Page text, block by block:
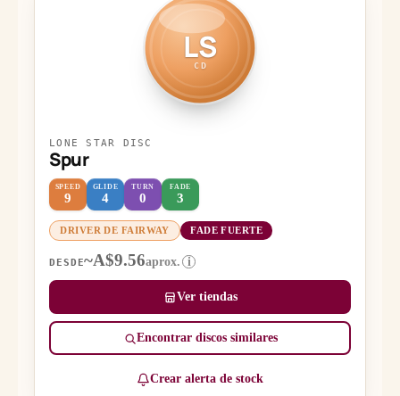
LS
CD
LONE STAR DISC
Spur
SPEED
9
GLIDE
4
TURN
0
FADE
3
DRIVER DE FAIRWAY FADE FUERTE
DESDE~A$9.56aprox. i
Ver tiendas
Encontrar discos similares
Crear alerta de stock